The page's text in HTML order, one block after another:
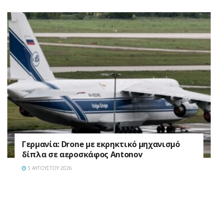
Γερμανία: Drone με εκρηκτικό μηχανισμό
δίπλα σε αεροσκάφος Antonov
5 ΑΥΓΟΎΣΤΟΥ 2026